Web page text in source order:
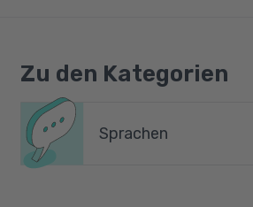
Zu den Kategorien
Sprachen